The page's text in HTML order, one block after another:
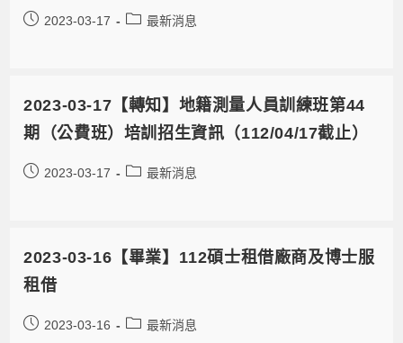
2023-03-17 最新消息
2023-03-17【轉知】地籍測量人員訓練班第44
期（公費班）培訓招生資訊（112/04/17截止）
2023-03-17 最新消息
2023-03-16【畢業】112碩士租借廠商及博士服
租借
2023-03-16 最新消息